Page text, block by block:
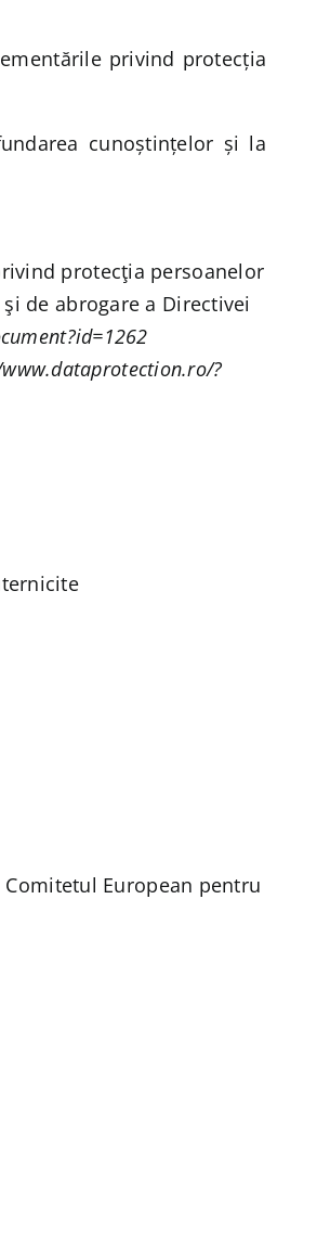
privind protecția
cunoștințelor și la
protecţia persoanelor
de abrogare a Directivei
?
European pentru